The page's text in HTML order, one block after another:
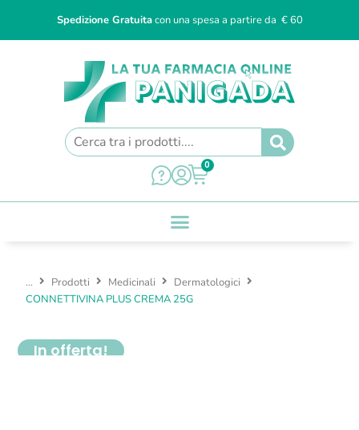
Spedizione Gratuitacon una spesa a partire da € 60
0
... Prodotti Medicinali
Dermatologici
CONNETTIVINA PLUS CREMA 25G
In offerta!